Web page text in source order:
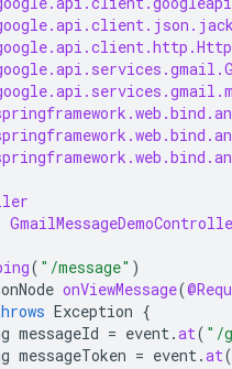
( "/message" )
onViewMessage(
Exception {
messageId = event.at( "/
messageToken = event.at(